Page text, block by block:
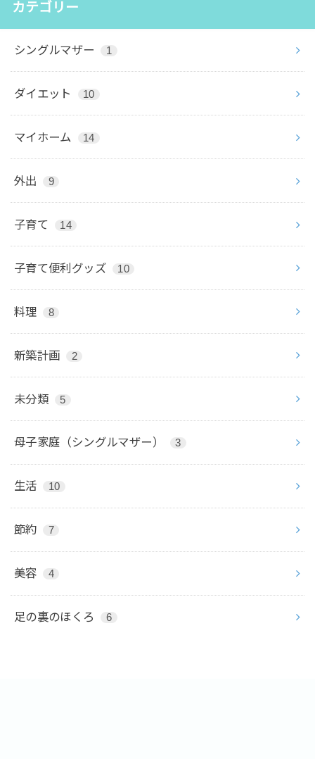
カテゴリー
シングルマザー 1
ダイエット 10
マイホーム 14
外出 9
子育て 14
子育て便利グッズ 10
料理 8
新築計画 2
未分類 5
母子家庭（シングルマザー） 3
生活 10
節約 7
美容 4
足の裏のほくろ 6